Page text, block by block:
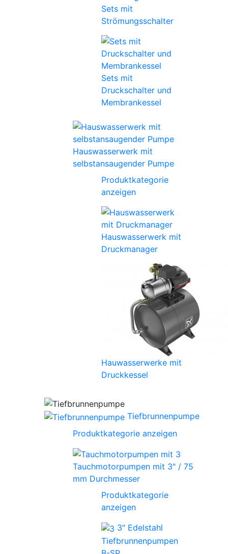
Sets mit
Strömungsschalter
Sets mit
Druckschalter und
Membrankessel
Hauswasserwerk mit
selbstansaugender Pumpe
Produktkategorie
anzeigen
Hauswasserwerk mit
Druckmanager
Hauwasserwerke mit
Druckkessel
Tiefbrunnenpumpe
Produktkategorie anzeigen
Tauchmotorpumpen mit 3" / 75
mm Durchmesser
Produktkategorie
anzeigen
3" Edelstahl
Tiefbrunnenpumpen